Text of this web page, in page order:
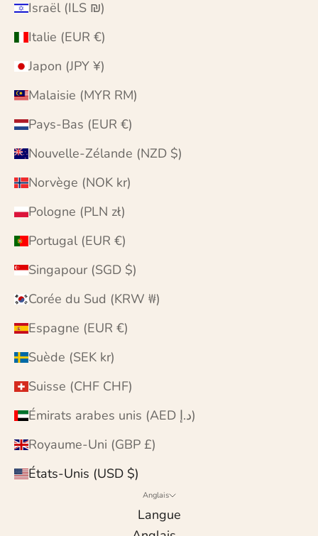
Israël (ILS ₪)
Italie (EUR €)
Japon (JPY ¥)
Malaisie (MYR RM)
Pays-Bas (EUR €)
Nouvelle-Zélande (NZD $)
Norvège (NOK kr)
Pologne (PLN zł)
Portugal (EUR €)
Singapour (SGD $)
Corée du Sud (KRW ₩)
Espagne (EUR €)
Suède (SEK kr)
Suisse (CHF CHF)
Émirats arabes unis (AED د.إ)
Royaume-Uni (GBP £)
États-Unis (USD $)
Anglais
Langue